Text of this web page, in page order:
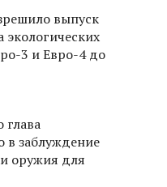
выпуск
3 и Евро-4 до
глава
в заблуждение
оружия для